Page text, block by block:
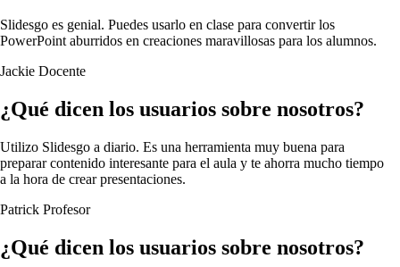
Slidesgo es genial. Puedes usarlo en clase para convertir los
PowerPoint aburridos en creaciones maravillosas para los alumnos.
Jackie Docente
¿Qué dicen los usuarios sobre nosotros?
Utilizo Slidesgo a diario. Es una herramienta muy buena para
preparar contenido interesante para el aula y te ahorra mucho tiempo
a la hora de crear presentaciones.
Patrick Profesor
¿Qué dicen los usuarios sobre nosotros?